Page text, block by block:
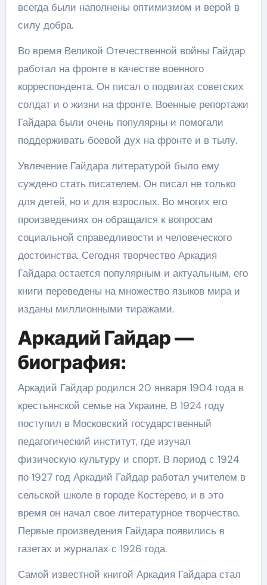
всегда были наполнены оптимизмом и верой в
силу добра.
Во время Великой Отечественной войны Гайдар
работал на фронте в качестве военного
корреспондента. Он писал о подвигах советских
солдат и о жизни на фронте. Военные репортажи
Гайдара были очень популярны и помогали
поддерживать боевой дух на фронте и в тылу.
Увлечение Гайдара литературой было ему
суждено стать писателем. Он писал не только
для детей, но и для взрослых. Во многих его
произведениях он обращался к вопросам
социальной справедливости и человеческого
достоинства. Сегодня творчество Аркадия
Гайдара остается популярным и актуальным, его
книги переведены на множество языков мира и
изданы миллионными тиражами.
Аркадий Гайдар —
биография:
Аркадий Гайдар родился 20 января 1904 года в
крестьянской семье на Украине. В 1924 году
поступил в Московский государственный
педагогический институт, где изучал
физическую культуру и спорт. В период с 1924
по 1927 год Аркадий Гайдар работал учителем в
сельской школе в городе Костерево, и в это
время он начал свое литературное творчество.
Первые произведения Гайдара появились в
газетах и журналах с 1926 года.
Самой известной книгой Аркадия Гайдара стал